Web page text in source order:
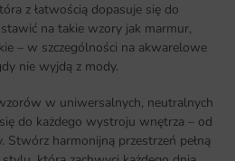
z łatwością dopasuje się do
na takie wzory jak marmur,
– w szczególności na akwarelowe
nie wyjdą z mody.
w uniwersalnych, neutralnych
do każdego wystroju wnętrza – od
Stwórz harmonijną przestrzeń pełną